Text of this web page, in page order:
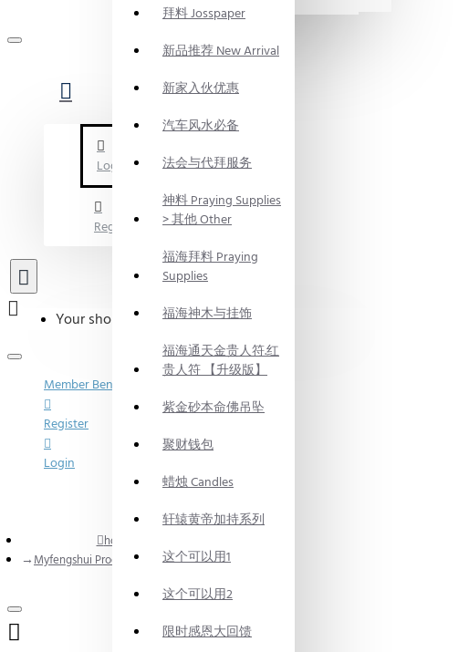
Login
Register
拜料 Josspaper
新品推荐 New Arrival
新家入伙优惠
汽车风水必备
法会与代拜服务
神料 Praying Supplies
> 其他 Other
福海拜料 Praying
Supplies
福海神木与挂饰
福海通天金贵人符.红
贵人符 【升级版】
紫金砂本命佛吊坠
聚财钱包
蜡烛 Candles
轩辕黄帝加持系列
这个可以用1
这个可以用2
限时感恩大回馈
Your shopping cart is empty!
Member Benefits
Register
Login
home
Myfengshui Product 福海集团产品